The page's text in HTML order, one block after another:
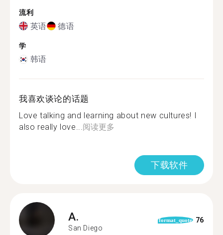
流利
英语 德语
学
韩语
我喜欢谈论的话题
Love talking and learning about new cultures! I
also really love...阅读更多
下载软件
A.
San Diego
format_quote 76